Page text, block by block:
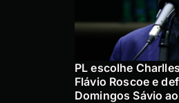
PL escolhe
Flávio Roscoe e
Domingos Sávio